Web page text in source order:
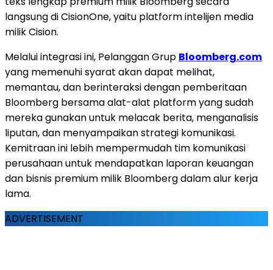
langsung di CisionOne, yaitu platform intelijen media
milik Cision.
Melalui integrasi ini, Pelanggan Grup Bloomberg.com
yang memenuhi syarat akan dapat melihat,
memantau, dan berinteraksi dengan pemberitaan
Bloomberg bersama alat-alat platform yang sudah
mereka gunakan untuk melacak berita, menganalisis
liputan, dan menyampaikan strategi komunikasi.
Kemitraan ini lebih mempermudah tim komunikasi
perusahaan untuk mendapatkan laporan keuangan
dan bisnis premium milik Bloomberg dalam alur kerja
lama.
ADVERTISEMENT